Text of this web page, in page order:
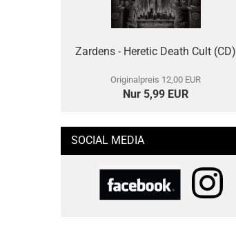
Zardens - Heretic Death Cult (CD)
Originalpreis 12,00 EUR
Nur 5,99 EUR
SOCIAL MEDIA